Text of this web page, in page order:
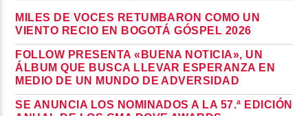
MILES DE VOCES RETUMBARON COMO UN
VIENTO RECIO EN BOGOTÁ GÓSPEL 2026
FOLLOW PRESENTA «BUENA NOTICIA», UN
ÁLBUM QUE BUSCA LLEVAR ESPERANZA EN
MEDIO DE UN MUNDO DE ADVERSIDAD
SE ANUNCIA LOS NOMINADOS A LA 57.ª EDICIÓN